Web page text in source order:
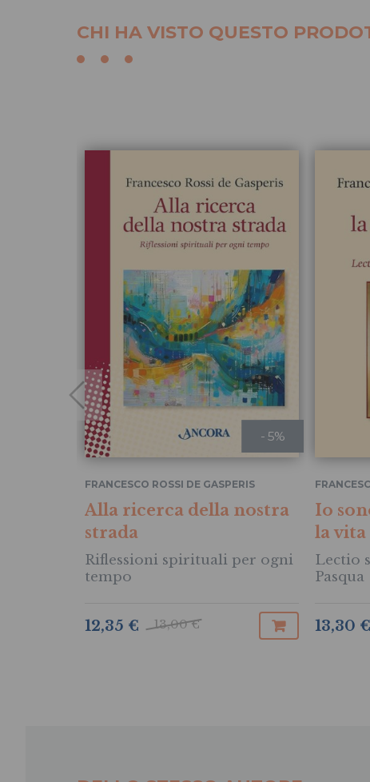
CHI HA VISTO QUESTO
- 5%
FRANCESCO ROSSI DE GASPERIS
Alla ricerca della nostra
strada
Riflessioni spirituali per ogni
tempo
13,00 €
12,35 €
Io
la vita
Lectio
Pasqua
13,30 €